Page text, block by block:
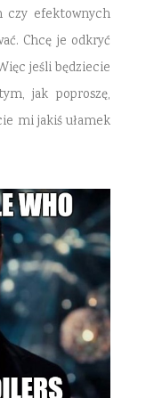
czy efektownych
Chcę je odkryć
jeśli będziecie
jak poproszę,
mi jakiś ułamek